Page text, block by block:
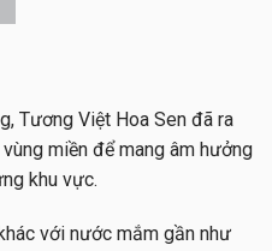
Tương Việt Hoa Sen đã ra
miền để mang âm hưởng
khu vực.
với nước mắm gần như